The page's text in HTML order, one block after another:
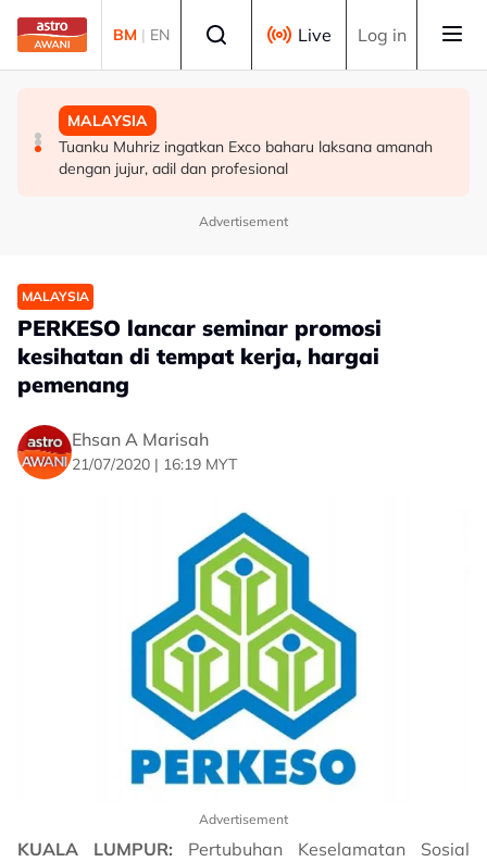
Skip to main content
BM | EN Live Log in
DUNIA
Lapangan Terbang Soekarno-Hatta rekod lebih 300 kes
dadah tahun ini
MALAYSIA
Tuanku Muhriz ingatkan Exco baharu laksana amanah
dengan jujur, adil dan profesional
POLITIK
PRU16: Kedudukan PH dijangka mengukuh, jajaran BN-
PN pula berliku - Penganalisis
Advertisement
MALAYSIA
PERKESO lancar seminar promosi
kesihatan di tempat kerja, hargai
pemenang
Ehsan A Marisah
21/07/2020 | 16:19 MYT
Advertisement
KUALA LUMPUR: Pertubuhan Keselamatan Sosial